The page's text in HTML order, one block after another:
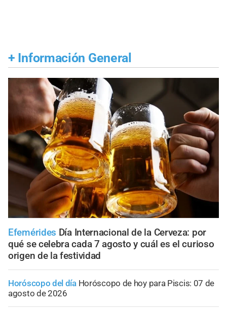
+ Información General
Efemérides Día Internacional de la Cerveza: por
qué se celebra cada 7 agosto y cuál es el curioso
origen de la festividad
Horóscopo del día Horóscopo de hoy para Piscis: 07 de
agosto de 2026